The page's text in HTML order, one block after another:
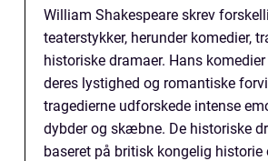
William Shakespeare skrev
teaterstykker, herunder komedier,
historiske dramaer. Hans
deres lystighed og romantiske
tragedierne udforskede intense
dybder og skæbne. De historiske
baseret på britisk kongelig historie